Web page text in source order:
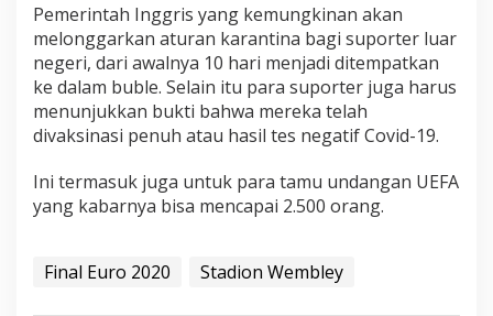
Pemerintah Inggris yang kemungkinan akan
melonggarkan aturan karantina bagi suporter luar
negeri, dari awalnya 10 hari menjadi ditempatkan
ke dalam buble. Selain itu para suporter juga harus
menunjukkan bukti bahwa mereka telah
divaksinasi penuh atau hasil tes negatif Covid-19.
Ini termasuk juga untuk para tamu undangan UEFA
yang kabarnya bisa mencapai 2.500 orang.
Final Euro 2020 Stadion Wembley